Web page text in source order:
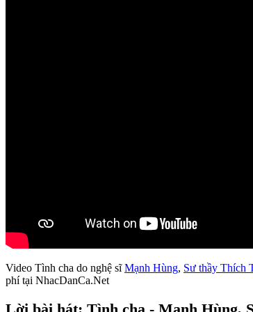
Video Tình cha do nghệ sĩMạnh Hùng, Sư thầy Thích
phí tại NhacDanCa.Net